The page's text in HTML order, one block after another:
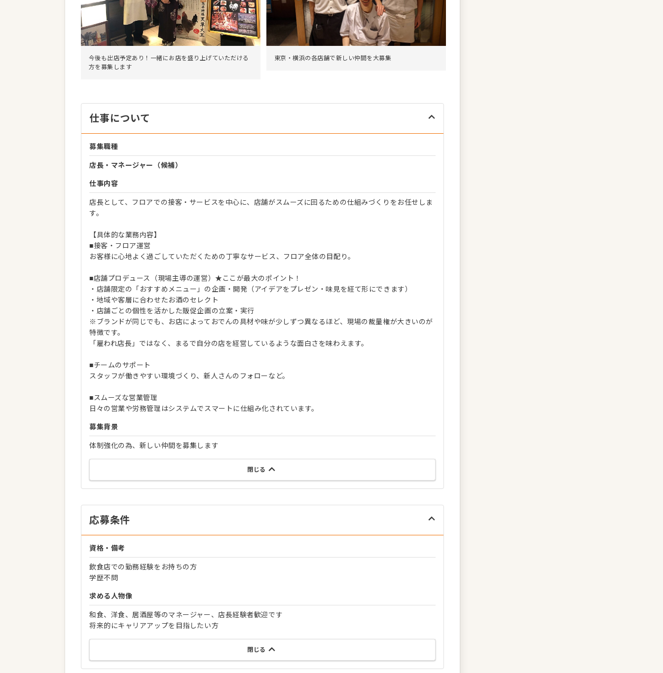
今後も出店予定あり！一緒にお店を盛り上げていただける
方を募集します
東京・横浜の各店舗で新しい仲間を大募集
仕事について
募集職種
店長・マネージャー（候補）
仕事内容
店長として、フロアでの接客・サービスを中心に、店舗がスムーズに回るための仕組みづくりをお任せしま
す。
【具体的な業務内容】
■接客・フロア運営
お客様に心地よく過ごしていただくための丁寧なサービス、フロア全体の目配り。
■店舗プロデュース（現場主導の運営）★ここが最大のポイント！
・店舗限定の「おすすめメニュー」の企画・開発（アイデアをプレゼン・味見を経て形にできます）
・地域や客層に合わせたお酒のセレクト
・店舗ごとの個性を活かした販促企画の立案・実行
※ブランドが同じでも、お店によっておでんの具材や味が少しずつ異なるほど、現場の裁量権が大きいのが
特徴です。
「雇われ店長」ではなく、まるで自分の店を経営しているような面白さを味わえます。
■チームのサポート
スタッフが働きやすい環境づくり、新人さんのフォローなど。
■スムーズな営業管理
日々の営業や労務管理はシステムでスマートに仕組み化されています。
募集背景
体制強化の為、新しい仲間を募集します
閉じる
応募条件
資格・備考
飲食店での勤務経験をお持ちの方
学歴不問
求める人物像
和食、洋食、居酒屋等のマネージャー、店長経験者歓迎です
将来的にキャリアアップを目指したい方
閉じる